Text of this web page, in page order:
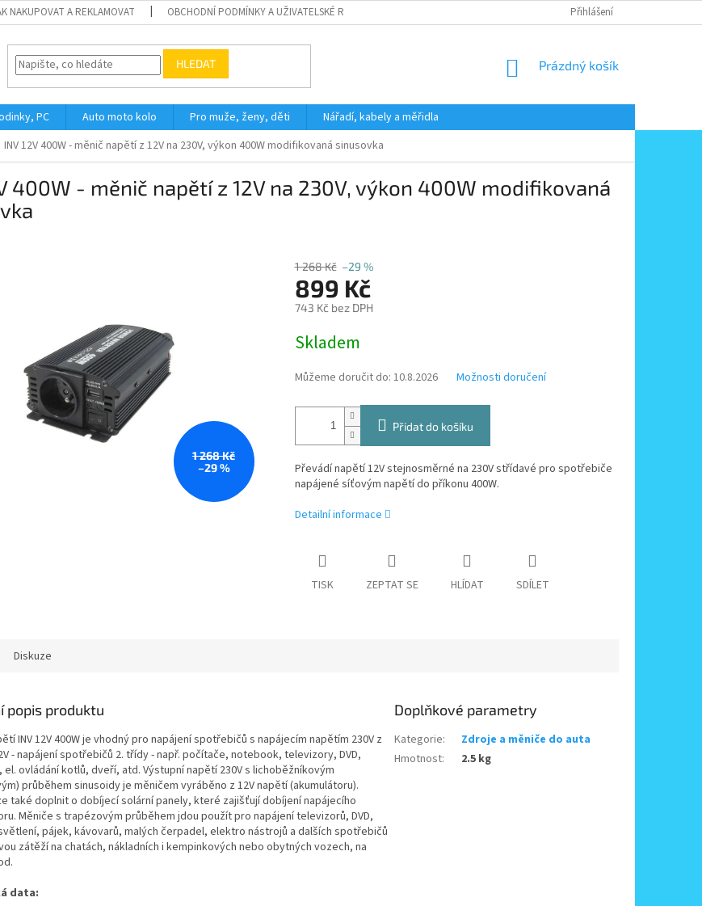
NAKUPOVAT A REKLAMOVAT OBCHODNÍ PODMÍNKY A UŽIVATELSKÉ RADY KONTAKT
Přihlášení
HLEDAT
NÁKUPNÍ
Prázdný košík
PC Auto moto kolo Pro muže, ženy, děti
Nářadí, kabely a měřidla
INV 12V 400W - měnič napětí z 12V na 230V, výkon 400W modifikovaná sinusovka
400W - měnič napětí z 12V na 230V, výkon 400W modifikovaná
1 268 Kč
–29 %
1 268 Kč –29 %
899 Kč
743 Kč bez DPH
cena:
Skladem
Můžeme doručit do: 10.8.2026 Možnosti doručení
Přidat do košíku
Převádí napětí 12V stejnosměrné na 230V střídavé pro spotřebiče
napájené síťovým napětí do příkonu 400W.
Detailní informace
TISK ZEPTAT SE HLÍDAT SDÍLET
Diskuze
popis produktu
INV 12V 400W je vhodný pro napájení spotřebičů s napájecím napětím 230V z
- napájení spotřebičů 2. třídy - např. počítače, notebook, televizory, DVD,
ovládání kotlů, dveří, atd. Výstupní napětí 230V s lichoběžníkovým
průběhem sinusoidy je měničem vyráběno z 12V napětí (akumulátoru).
také doplnit o dobíjecí solární panely, které zajišťují dobíjení napájecího
Měniče s trapézovým průběhem jdou použít pro napájení televizorů, DVD,
pájek, kávovarů, malých čerpadel, elektro nástrojů a dalších spotřebičů
zátěží na chatách, nákladních i kempinkových nebo obytných vozech, na
data:
Doplňkové parametry
Kategorie:
Zdroje a měniče do auta
Hmotnost: 2.5 kg